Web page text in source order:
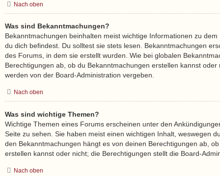
Nach oben
Was sind Bekanntmachungen?
Bekanntmachungen beinhalten meist wichtige Informationen zu
du dich befindest. Du solltest sie stets lesen. Bekanntmachungen
des Forums, in dem sie erstellt wurden. Wie bei globalen
Berechtigungen ab, ob du Bekanntmachungen erstellen kannst
werden von der Board-Administration vergeben.
Nach oben
Was sind wichtige Themen?
Wichtige Themen eines Forums erscheinen unter den
Seite zu sehen. Sie haben meist einen wichtigen Inhalt, weswegen
den Bekanntmachungen hängt es von deinen Berechtigungen ab,
erstellen kannst oder nicht; die Berechtigungen stellt die Board-
Nach oben